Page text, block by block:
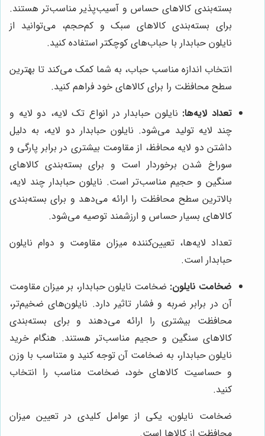
بسته‌بندی کالاهای حساس و آسیب‌پذیر مناسب‌تر هستند.
برای بسته‌بندی کالاهای سبک و کم‌حجم، می‌توانید از
نایلون حبابدار با حباب‌های کوچکتر استفاده کنید.
انتخاب اندازه مناسب حباب، به شما کمک می‌کند تا بهترین
سطح محافظت را برای کالاهای خود فراهم کنید.
تعداد لایه‌ها: نایلون حبابدار در انواع تک لایه، دو لایه و
چند لایه تولید می‌شود. نایلون حبابدار دو لایه، به دلیل
داشتن دو لایه محافظ، از مقاومت بیشتری در برابر پارگی و
سوراخ شدن برخوردار است و برای بسته‌بندی کالاهای
سنگین و حجیم مناسب‌تر است. نایلون حبابدار چند لایه،
بالاترین سطح محافظت را ارائه می‌دهد و برای بسته‌بندی
کالاهای بسیار حساس و ارزشمند توصیه می‌شود.
تعداد لایه‌ها، تعیین‌کننده میزان مقاومت و دوام نایلون
حبابدار است.
ضخامت نایلون: ضخامت نایلون حبابدار، بر میزان مقاومت
آن در برابر ضربه و فشار تاثیر دارد. نایلون‌های ضخیم‌تر،
محافظت بیشتری را ارائه می‌دهند و برای بسته‌بندی
کالاهای سنگین و حجیم مناسب‌تر هستند. هنگام خرید
نایلون حبابدار، به ضخامت آن توجه کنید و متناسب با وزن
و حساسیت کالاهای خود، ضخامت مناسب را انتخاب
کنید.
ضخامت نایلون، یکی از عوامل کلیدی در تعیین میزان